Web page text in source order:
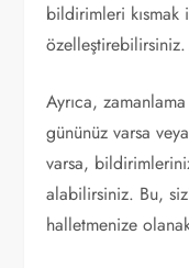
bildirimleri kısmak
özelleştirebilirsiniz.
Ayrıca,
gününüz varsa
varsa,
alabilirsiniz. Bu,
halletmenize